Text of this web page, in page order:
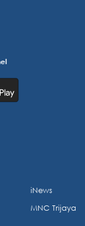
iNews
MNC Trijaya